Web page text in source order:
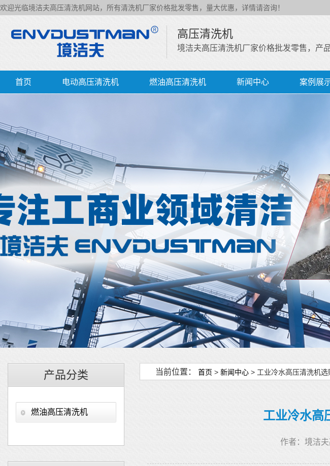
欢迎光临境洁夫高压清洗机网站，所有清洗机厂家价格批发零售，量大优惠，详情请咨询！
高压清洗机
境洁夫高压清洗机厂家价格批发零售，产
首页 电动高压清洗机 燃油高压清洗机 新闻中心 案例展
当前位置： 首页 > 新闻中心 > 工业冷水高压清洗机
工业冷水高
作者：境洁
产品分类
燃油高压清洗机